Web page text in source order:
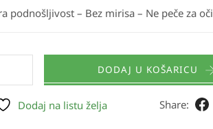
podnošljivost – Bez mirisa – Ne peče za oči
DODAJ U KOŠARICU
Share:
Dodaj na listu želja